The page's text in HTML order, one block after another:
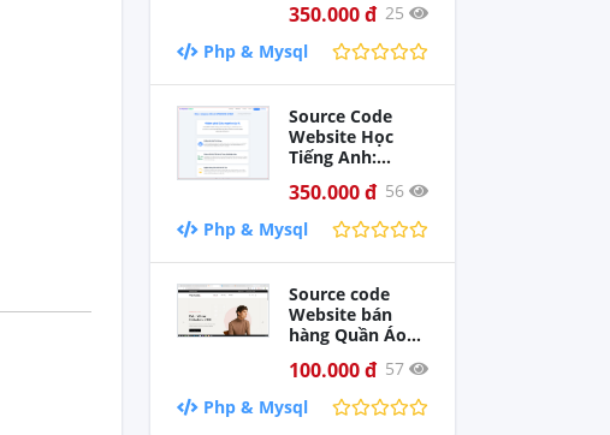
xây dựng bằng
PHP thuần và
MySQL, tích hợp
đầy đủ thanh
MoMo, PayOS,
đăng nhập
Google, quản trị
admin hoàn
chỉnh. Phù hợp
làm đồ án môn
học hoặc dự án
thực tế.
350.000 đ 25
Php & Mysql
Source Code
Website Học
Tiếng Anh:
Nói AI & Làm
Bài Trắc Nghiệm
Online
350.000 đ 56
Php & Mysql
Source code
Website bán
hàng Quần Áo
sử dụng PHP &
Mysql. Full chức
năng giao diện
100.000 đ 57
Php & Mysql